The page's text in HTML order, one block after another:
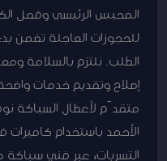
المحبس الرئيسي وفصل
للحجوزات العاجلة تضمن
الطلب. نلتزم بالسلامة
إصلاح وتقديم خدمات
متقدّم لأعطال السباكة
الأحمد باستخدام
التسربات، عبر فني سباكة